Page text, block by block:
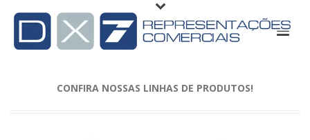
CONFIRA NOSSAS LINHAS DE PRODUTOS!